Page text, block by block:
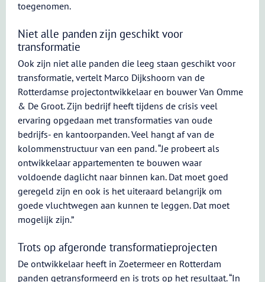
toegenomen.
Niet alle panden zijn geschikt voor
transformatie
Ook zijn niet alle panden die leeg staan geschikt voor
transformatie, vertelt Marco Dijkshoorn van de
Rotterdamse projectontwikkelaar en bouwer Van Omme
& De Groot. Zijn bedrijf heeft tijdens de crisis veel
ervaring opgedaan met transformaties van oude
bedrijfs- en kantoorpanden. Veel hangt af van de
kolommenstructuur van een pand. “Je probeert als
ontwikkelaar appartementen te bouwen waar
voldoende daglicht naar binnen kan. Dat moet goed
geregeld zijn en ook is het uiteraard belangrijk om
goede vluchtwegen aan kunnen te leggen. Dat moet
mogelijk zijn.”
Trots op afgeronde transformatieprojecten
De ontwikkelaar heeft in Zoetermeer en Rotterdam
panden getransformeerd en is trots op het resultaat. “In